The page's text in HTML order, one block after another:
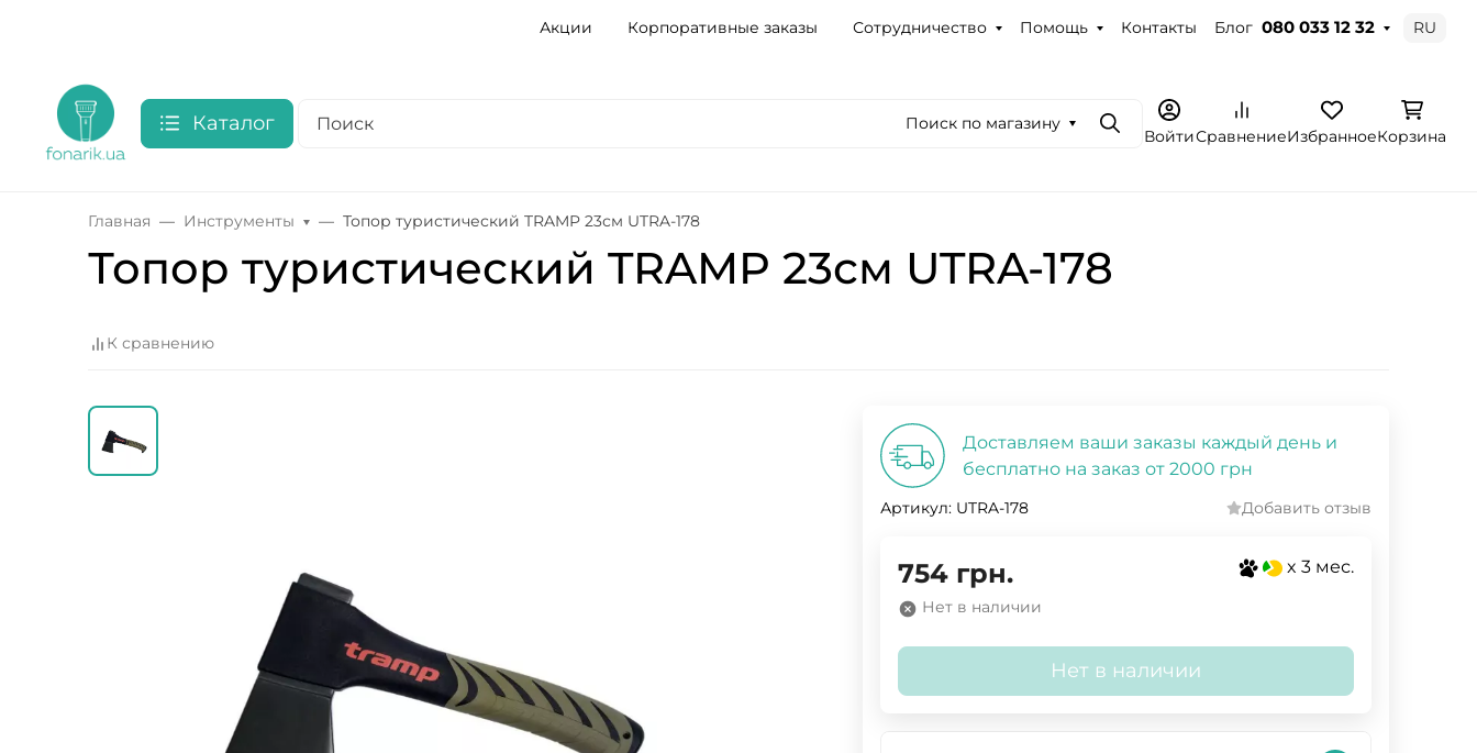
Акции Корпоративные заказы Сотрудничество Помощь Контакты Блог 080 033 12 32 RU
Каталог Поиск по магазину
ПоискВойтиСравнениеИзбранноеКорзина
Главная Инструменты Топор туристический TRAMP 23см UTRA-178
Топор туристический TRAMP 23см UTRA-178
К сравнению
Доставляем ваши заказы каждый день и
бесплатно на заказ от 2000 грн
Артикул: UTRA-178 Добавить отзыв
754 грн. x 3 мес.
Нет в наличии
Нет в наличии